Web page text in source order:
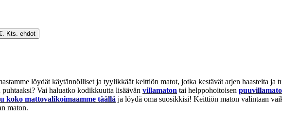
Kts. ehdot
löydät käytännölliset ja tyylikkäät keittiön matot, jotka kestävät arjen haasteita ja
Vai haluatko kodikkuutta lisäävän villamaton tai helppohoitoisen
koko mattovalikoimaamme täällä ja löydä oma suosikkisi! Keittiön maton valintaan
maton.